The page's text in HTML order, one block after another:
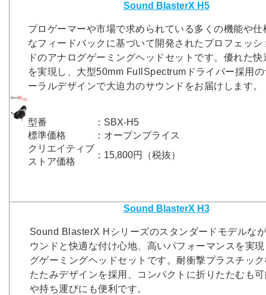
Sound BlasterX H5
プロゲーマーや市場で求められている多くの機能や仕
なフィードバックに基づいて開発されたプロフェッシ
ドのアナログゲーミングヘッドセットです。優れた
を実現し、大型50mm FullSpectrumドライバー採用
ーラルデザインで大迫力のサウンドをお届けします。
型番
：SBX-H5
標準価格
：オープンプライス
クリエイティブ
ストア価格
：15,800円（税抜）
Sound BlasterX H3
Sound BlasterX Hシリーズのスタンダードモデルな
ウンドと快適な付け心地、高いパフォーマンスを実
グゲーミングヘッドセットです。耐衝撃プラスチッ
たたみデザインを採用、コンパクトに折りたたむも
や持ち運びにも便利です。